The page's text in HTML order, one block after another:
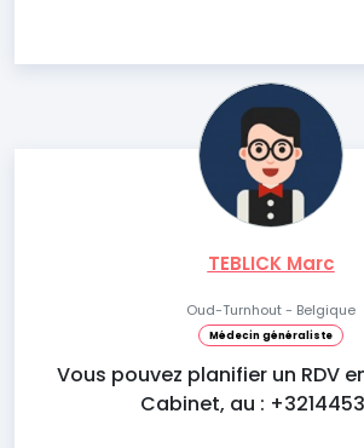
TEBLICK Marc
Oud-Turnhout - Belgique
Médecin généraliste
Vous pouvez planifier un RDV
Cabinet, au :